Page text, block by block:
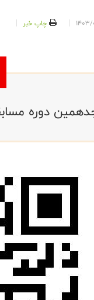
چاپ خبر
دوره